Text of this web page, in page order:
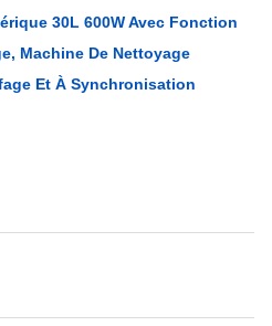
30L 600W Avec Fonction
Machine De Nettoyage
Et À Synchronisation